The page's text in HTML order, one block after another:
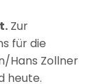
Zur
für die
Hans Zollner
heute.